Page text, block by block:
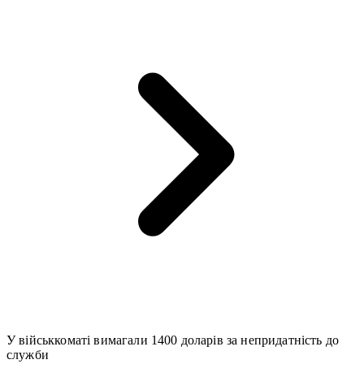
У військкоматі вимагали 1400 доларів за непридатність до
служби